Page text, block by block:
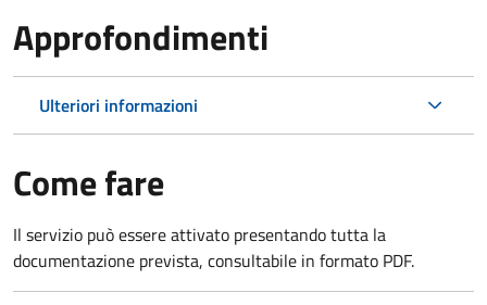
Approfondimenti
Ulteriori informazioni
Come fare
Il servizio può essere attivato presentando tutta la
documentazione prevista, consultabile in formato PDF.